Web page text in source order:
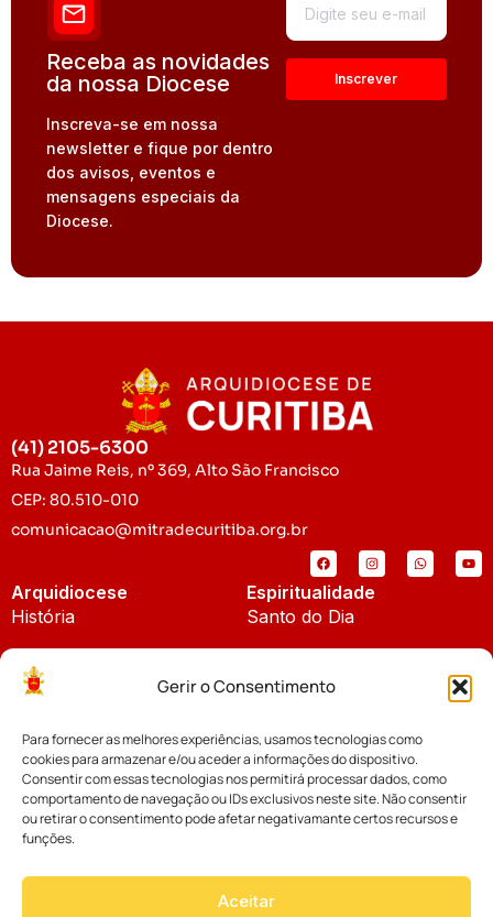
Gerir o Consentimento
Para fornecer as melhores experiências, usamos tecnologias como
cookies para armazenar e/ou aceder a informações do dispositivo.
Consentir com essas tecnologias nos permitirá processar dados, como
comportamento de navegação ou IDs exclusivos neste site. Não consentir
ou retirar o consentimento pode afetar negativamante certos recursos e
funções.
Aceitar
Receba as novidades
da nossa Diocese
Inscreva-se em nossa
newsletter e fique por dentro
dos avisos, eventos e
mensagens especiais da
Diocese.
(41) 2105-6300
Rua Jaime Reis, nº 369, Alto São Francisco
CEP: 80.510-010
comunicacao@mitradecuritiba.org.br
Arquidiocese
História
Padroeira
Espiritualidade
Santo do Dia
Notícias
Notícias da Arquidiocese
Notícias Cáritas
Cúria Diocesana
Fundo Diocesano
Vicariatos da Educação